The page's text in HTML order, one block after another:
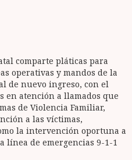
comparte pláticas para
operativas y mandos de la
de nuevo ingreso, con el
en atención a llamados que
de Violencia Familiar,
a las víctimas,
la intervención oportuna a
línea de emergencias 9-1-1